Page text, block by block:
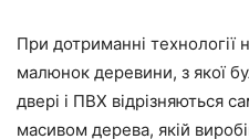
При дотриманні технології
малюнок деревини, з якої
двері і ПВХ відрізняються
масивом дерева, якій